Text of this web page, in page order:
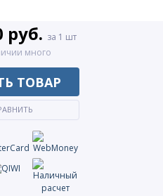
руб. за 1 шт
много
ТОВАР